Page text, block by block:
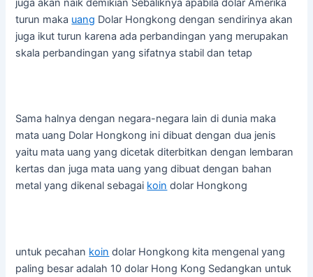
juga akan naik demikian Sebaliknya apabila dolar Amerika
turun maka uang Dolar Hongkong dengan sendirinya akan
juga ikut turun karena ada perbandingan yang merupakan
skala perbandingan yang sifatnya stabil dan tetap
Sama halnya dengan negara-negara lain di dunia maka
mata uang Dolar Hongkong ini dibuat dengan dua jenis
yaitu mata uang yang dicetak diterbitkan dengan lembaran
kertas dan juga mata uang yang dibuat dengan bahan
metal yang dikenal sebagai koin dolar Hongkong
untuk pecahan koin dolar Hongkong kita mengenal yang
paling besar adalah 10 dolar Hong Kong Sedangkan untuk